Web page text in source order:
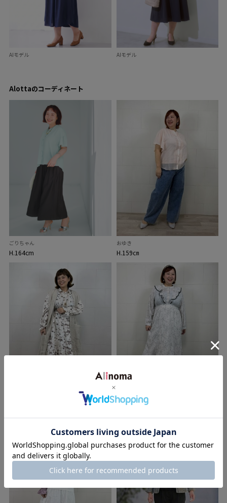
AIモデル AIモデル
Alottaのコーディネート
ごりちゃん
H.164cm
おゆき
H.159㎝
おゆき